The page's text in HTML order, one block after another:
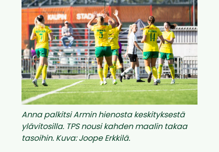
Anna palkitsi Armin hienosta keskityksestä
ylävitosilla. TPS nousi kahden maalin takaa
tasoihin. Kuva: Joope Erkkilä.